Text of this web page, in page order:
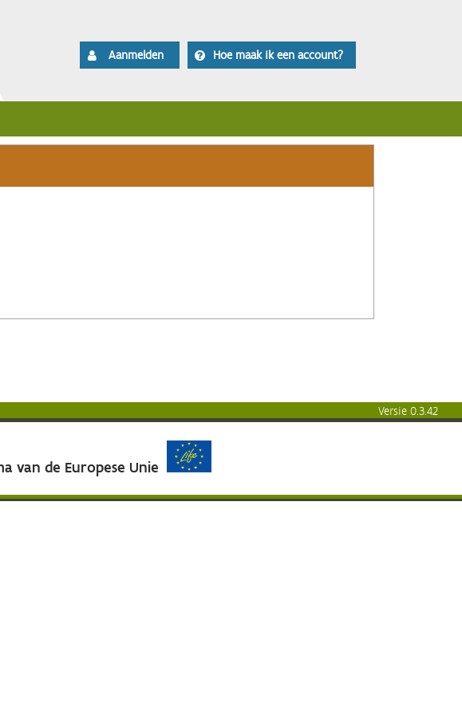
Aanmelden Hoe maak ik een account?
Versie 0.3.42
van de Europese Unie